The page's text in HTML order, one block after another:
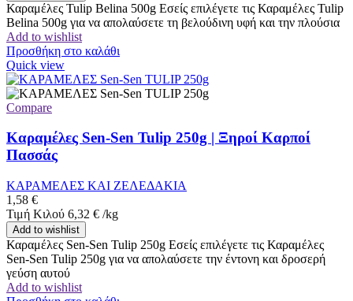
Καραμέλες Tulip Belina 500g Εσείς επιλέγετε τις Καραμέλες Tulip
Belina 500g για να απολαύσετε τη βελούδινη υφή και την πλούσια
Add to wishlist
Προσθήκη στο καλάθι
Quick view
Compare
Καραμέλες Sen-Sen Tulip 250g | Ξηροί Καρποί
Πασσάς
ΚΑΡΑΜΕΛΕΣ ΚΑΙ ΖΕΛΕΔΑΚΙΑ
1,58 €
Τιμή Κιλού 6,32 € /kg
Add to wishlist
Καραμέλες Sen-Sen Tulip 250g Εσείς επιλέγετε τις Καραμέλες
Sen-Sen Tulip 250g για να απολαύσετε την έντονη και δροσερή
γεύση αυτού
Add to wishlist